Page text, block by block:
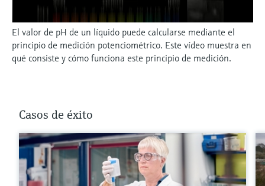
El valor de pH de un líquido puede calcularse mediante el
principio de medición potenciométrico. Este vídeo muestra en
qué consiste y cómo funciona este principio de medición.
Casos de éxito